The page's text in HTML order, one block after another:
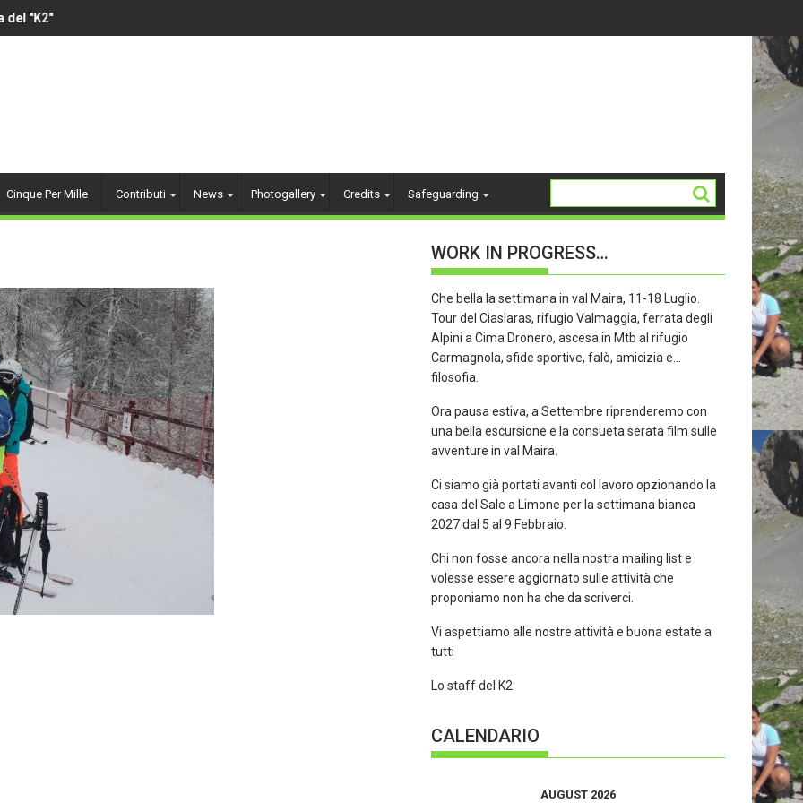
"K2"
Cinque Per Mille Contributi News Photogallery Credits Safeguarding
WORK IN PROGRESS…
Che bella la settimana in val Maira, 11-18 Luglio.
Tour del Ciaslaras, rifugio Valmaggia, ferrata degli
Alpini a Cima Dronero, ascesa in Mtb al rifugio
Carmagnola, sfide sportive, falò, amicizia e…
filosofia.
Ora pausa estiva, a Settembre riprenderemo con
una bella escursione e la consueta serata film sulle
avventure in val Maira.
Ci siamo già portati avanti col lavoro opzionando la
casa del Sale a Limone per la settimana bianca
2027 dal 5 al 9 Febbraio.
Chi non fosse ancora nella nostra mailing list e
volesse essere aggiornato sulle attività che
proponiamo non ha che da scriverci.
Vi aspettiamo alle nostre attività e buona estate a
tutti
Lo staff del K2
CALENDARIO
AUGUST 2026